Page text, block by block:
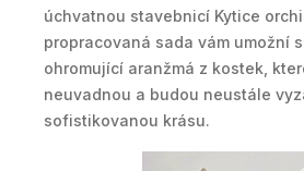
úchvatnou stavebnicí Kytice
propracovaná sada vám umožní
ohromující aranžmá z kostek,
neuvadnou a budou neustále
sofistikovanou krásu.